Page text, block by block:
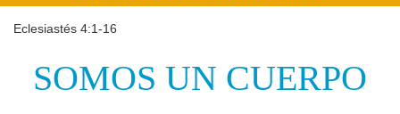
Eclesiastés 4:1-16
SOMOS UN CUERPO